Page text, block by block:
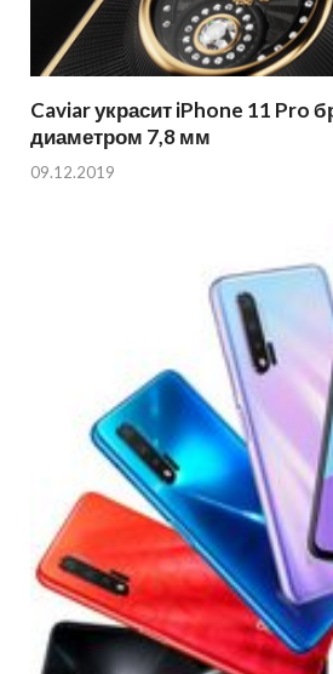
Caviar украсит iPhone 11 Pro
диаметром 7,8 мм
09.12.2019